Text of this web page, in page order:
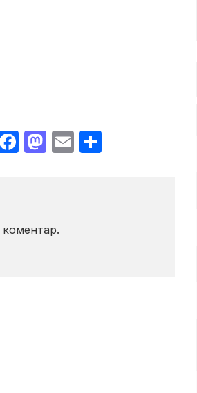
Facebook
Mastodon
EmailShare
коментар.